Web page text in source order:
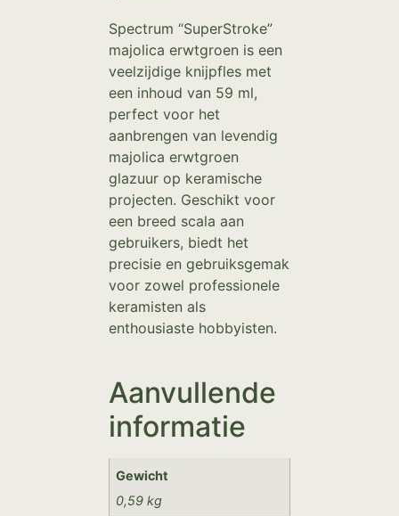
Spectrum “SuperStroke”
majolica erwtgroen is een
veelzijdige knijpfles met
een inhoud van 59 ml,
perfect voor het
aanbrengen van levendig
majolica erwtgroen
glazuur op keramische
projecten. Geschikt voor
een breed scala aan
gebruikers, biedt het
precisie en gebruiksgemak
voor zowel professionele
keramisten als
enthousiaste hobbyisten.
Aanvullende
informatie
Gewicht
0,59 kg